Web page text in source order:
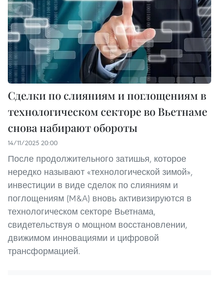
Сделки по слияниям и поглощениям в
технологическом секторе во Вьетнаме
снова набирают обороты
14/11/2025 20:00
После продолжительного затишья, которое
нередко называют «технологической зимой»,
инвестиции в виде сделок по слияниям и
поглощениям (M&A) вновь активизируются в
технологическом секторе Вьетнама,
свидетельствуя о мощном восстановлении,
движимом инновациями и цифровой
трансформацией.